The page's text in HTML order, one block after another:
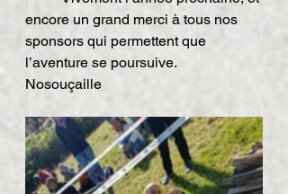
encore un grand merci à tous nos
sponsors qui permettent que
l’aventure se poursuive.
Nosouçaille